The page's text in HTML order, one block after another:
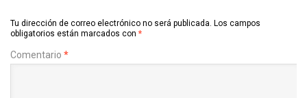
Tu dirección de correo electrónico no será publicada. Los campos
obligatorios están marcados con *
Comentario *